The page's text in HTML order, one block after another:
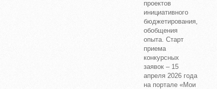
проектов
инициативного
бюджетирования,
обобщения
опыта. Старт
приема
конкурсных
заявок – 15
апреля 2026 года
на портале «Мои